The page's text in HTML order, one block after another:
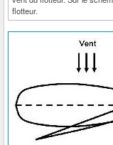
flotteur.